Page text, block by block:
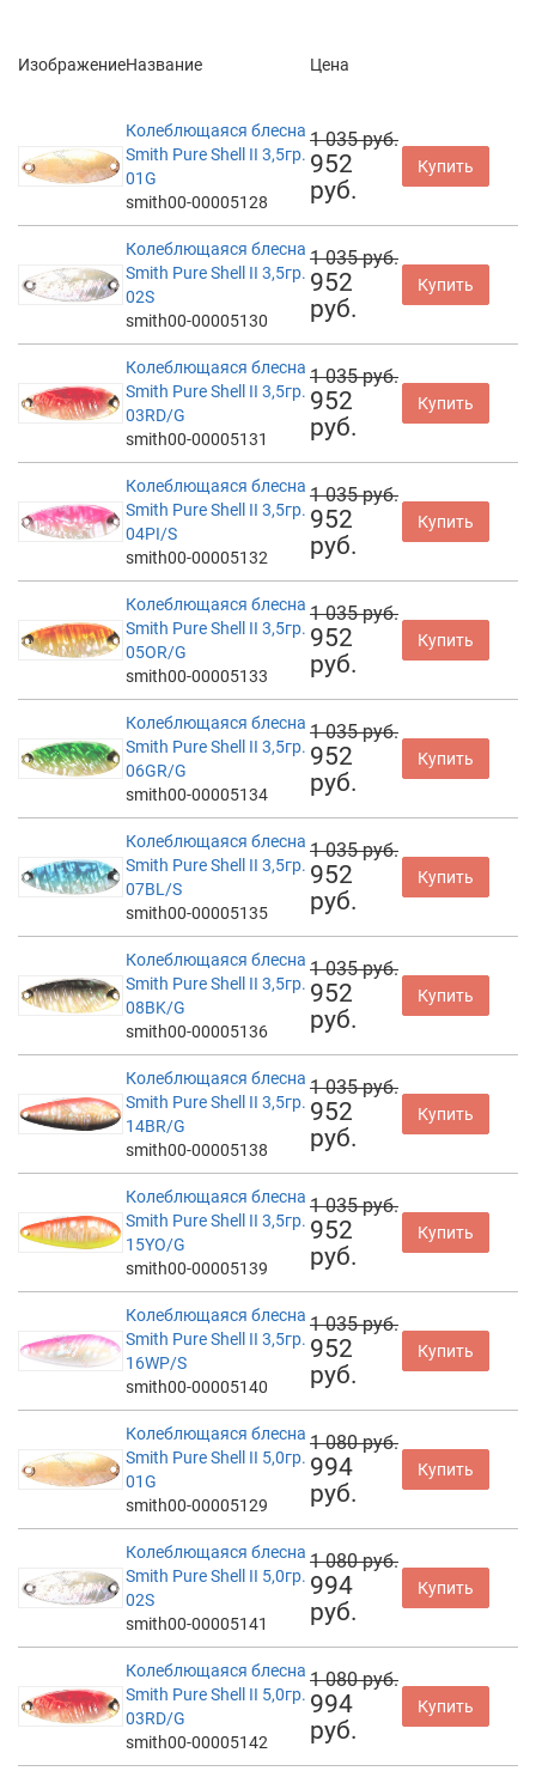
ИзображениеНазвание Цена
Колеблющаяся блесна
Smith Pure Shell II 3,5гр.
01G
smith00-00005128
1 035 руб.
952
руб.
Купить
Колеблющаяся блесна
Smith Pure Shell II 3,5гр.
02S
smith00-00005130
1 035 руб.
952
руб.
Купить
Колеблющаяся блесна
Smith Pure Shell II 3,5гр.
03RD/G
smith00-00005131
1 035 руб.
952
руб.
Купить
Колеблющаяся блесна
Smith Pure Shell II 3,5гр.
04PI/S
smith00-00005132
1 035 руб.
952
руб.
Купить
Колеблющаяся блесна
Smith Pure Shell II 3,5гр.
05OR/G
smith00-00005133
1 035 руб.
952
руб.
Купить
Колеблющаяся блесна
Smith Pure Shell II 3,5гр.
06GR/G
smith00-00005134
1 035 руб.
952
руб.
Купить
Колеблющаяся блесна
Smith Pure Shell II 3,5гр.
07BL/S
smith00-00005135
1 035 руб.
952
руб.
Купить
Колеблющаяся блесна
Smith Pure Shell II 3,5гр.
08BK/G
smith00-00005136
1 035 руб.
952
руб.
Купить
Колеблющаяся блесна
Smith Pure Shell II 3,5гр.
14BR/G
smith00-00005138
1 035 руб.
952
руб.
Купить
Колеблющаяся блесна
Smith Pure Shell II 3,5гр.
15YO/G
smith00-00005139
1 035 руб.
952
руб.
Купить
Колеблющаяся блесна
Smith Pure Shell II 3,5гр.
16WP/S
smith00-00005140
1 035 руб.
952
руб.
Купить
Колеблющаяся блесна
Smith Pure Shell II 5,0гр.
01G
smith00-00005129
1 080 руб.
994
руб.
Купить
Колеблющаяся блесна
Smith Pure Shell II 5,0гр.
02S
smith00-00005141
1 080 руб.
994
руб.
Купить
Колеблющаяся блесна
Smith Pure Shell II 5,0гр.
03RD/G
smith00-00005142
1 080 руб.
994
руб.
Купить